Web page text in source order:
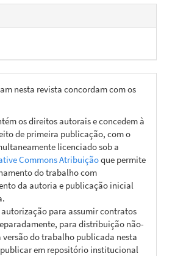
nesta revista concordam com os
os direitos autorais e concedem à
de primeira publicação, com o
licenciado sob a
Commons Atribuiçãoque permite
do trabalho com
da autoria e publicação inicial
para assumir contratos
para distribuição não-
versão do trabalho publicada nesta
em repositório institucional